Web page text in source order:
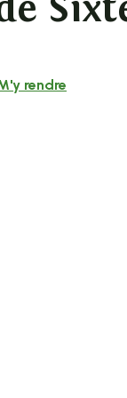
rendre